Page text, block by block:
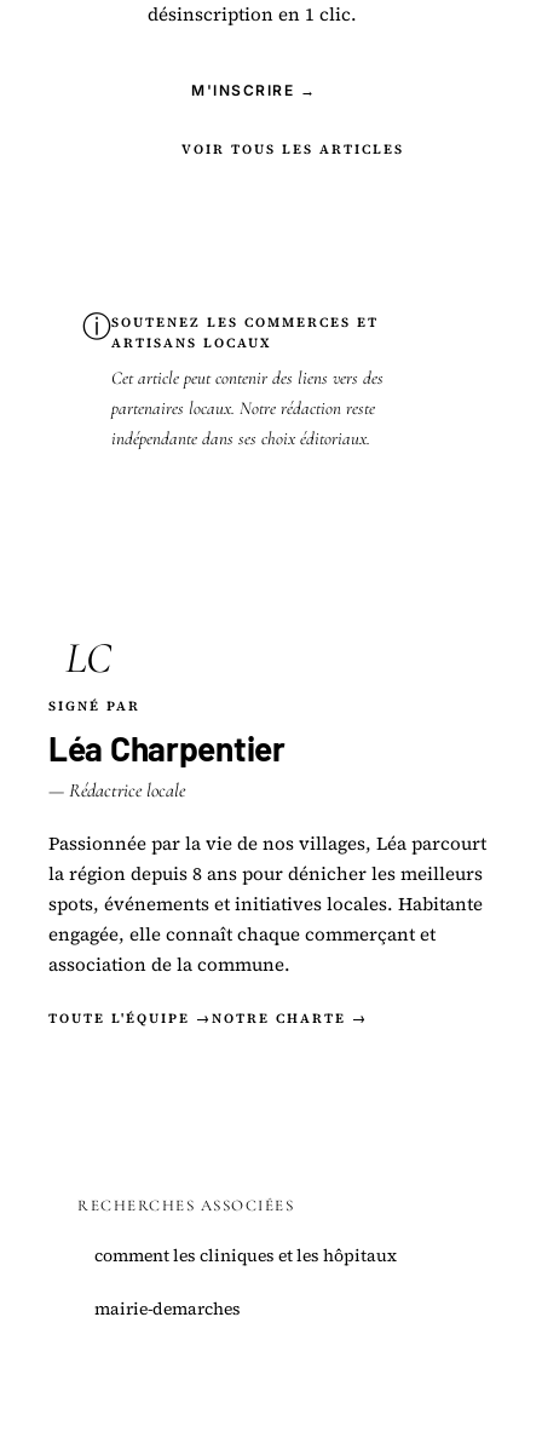
désinscription en 1 clic.
M'INSCRIRE →
VOIR TOUS LES ARTICLES
ⓘSOUTENEZ LES COMMERCES ET
ARTISANS LOCAUX
Cet article peut contenir des liens vers des
partenaires locaux. Notre rédaction reste
indépendante dans ses choix éditoriaux.
LC
SIGNÉ PAR
Léa Charpentier
— Rédactrice locale
Passionnée par la vie de nos villages, Léa parcourt
la région depuis 8 ans pour dénicher les meilleurs
spots, événements et initiatives locales. Habitante
engagée, elle connaît chaque commerçant et
association de la commune.
TOUTE L'ÉQUIPE → NOTRE CHARTE →
RECHERCHES ASSOCIÉES
comment les cliniques et les hôpitaux
mairie-demarches